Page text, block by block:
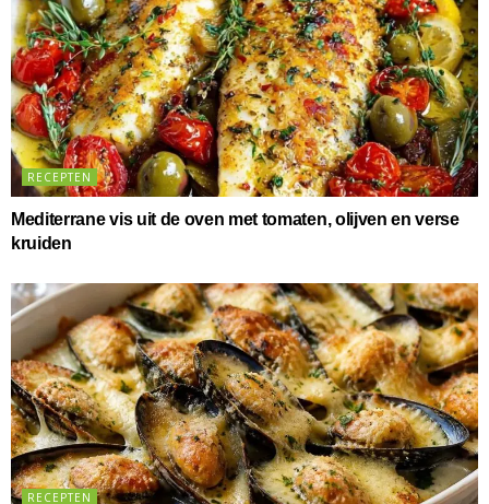
RECEPTEN
Mediterrane vis uit de oven met tomaten, olijven en verse
kruiden
RECEPTEN